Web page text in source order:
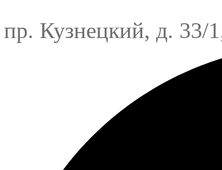
пр. Кузнецкий, д. 33/